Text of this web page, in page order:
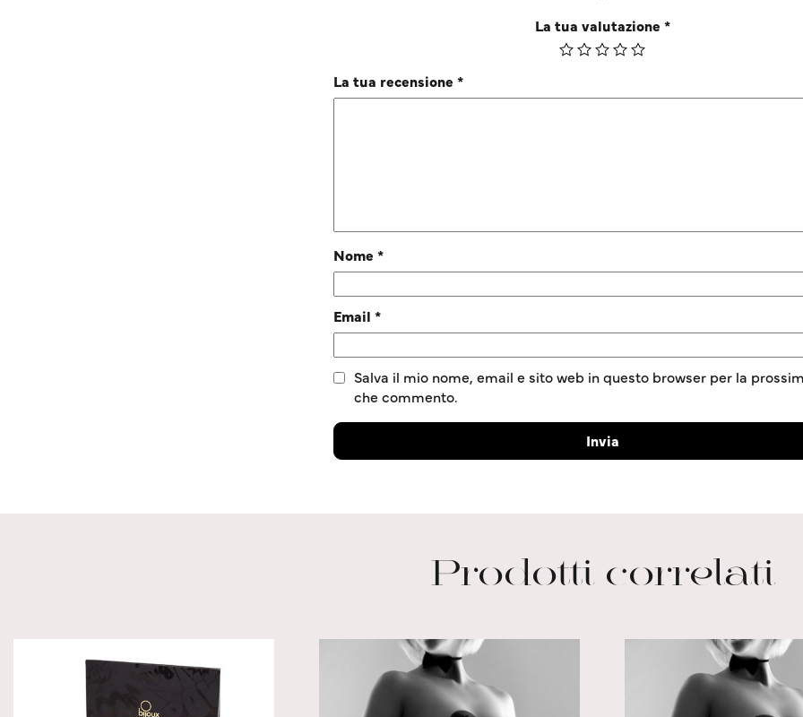
La tua valutazione *
La tua recensione *
Nome *
Email *
Salva il mio nome, email e sito web in questo browser per la
che commento.
Prodotti correlati